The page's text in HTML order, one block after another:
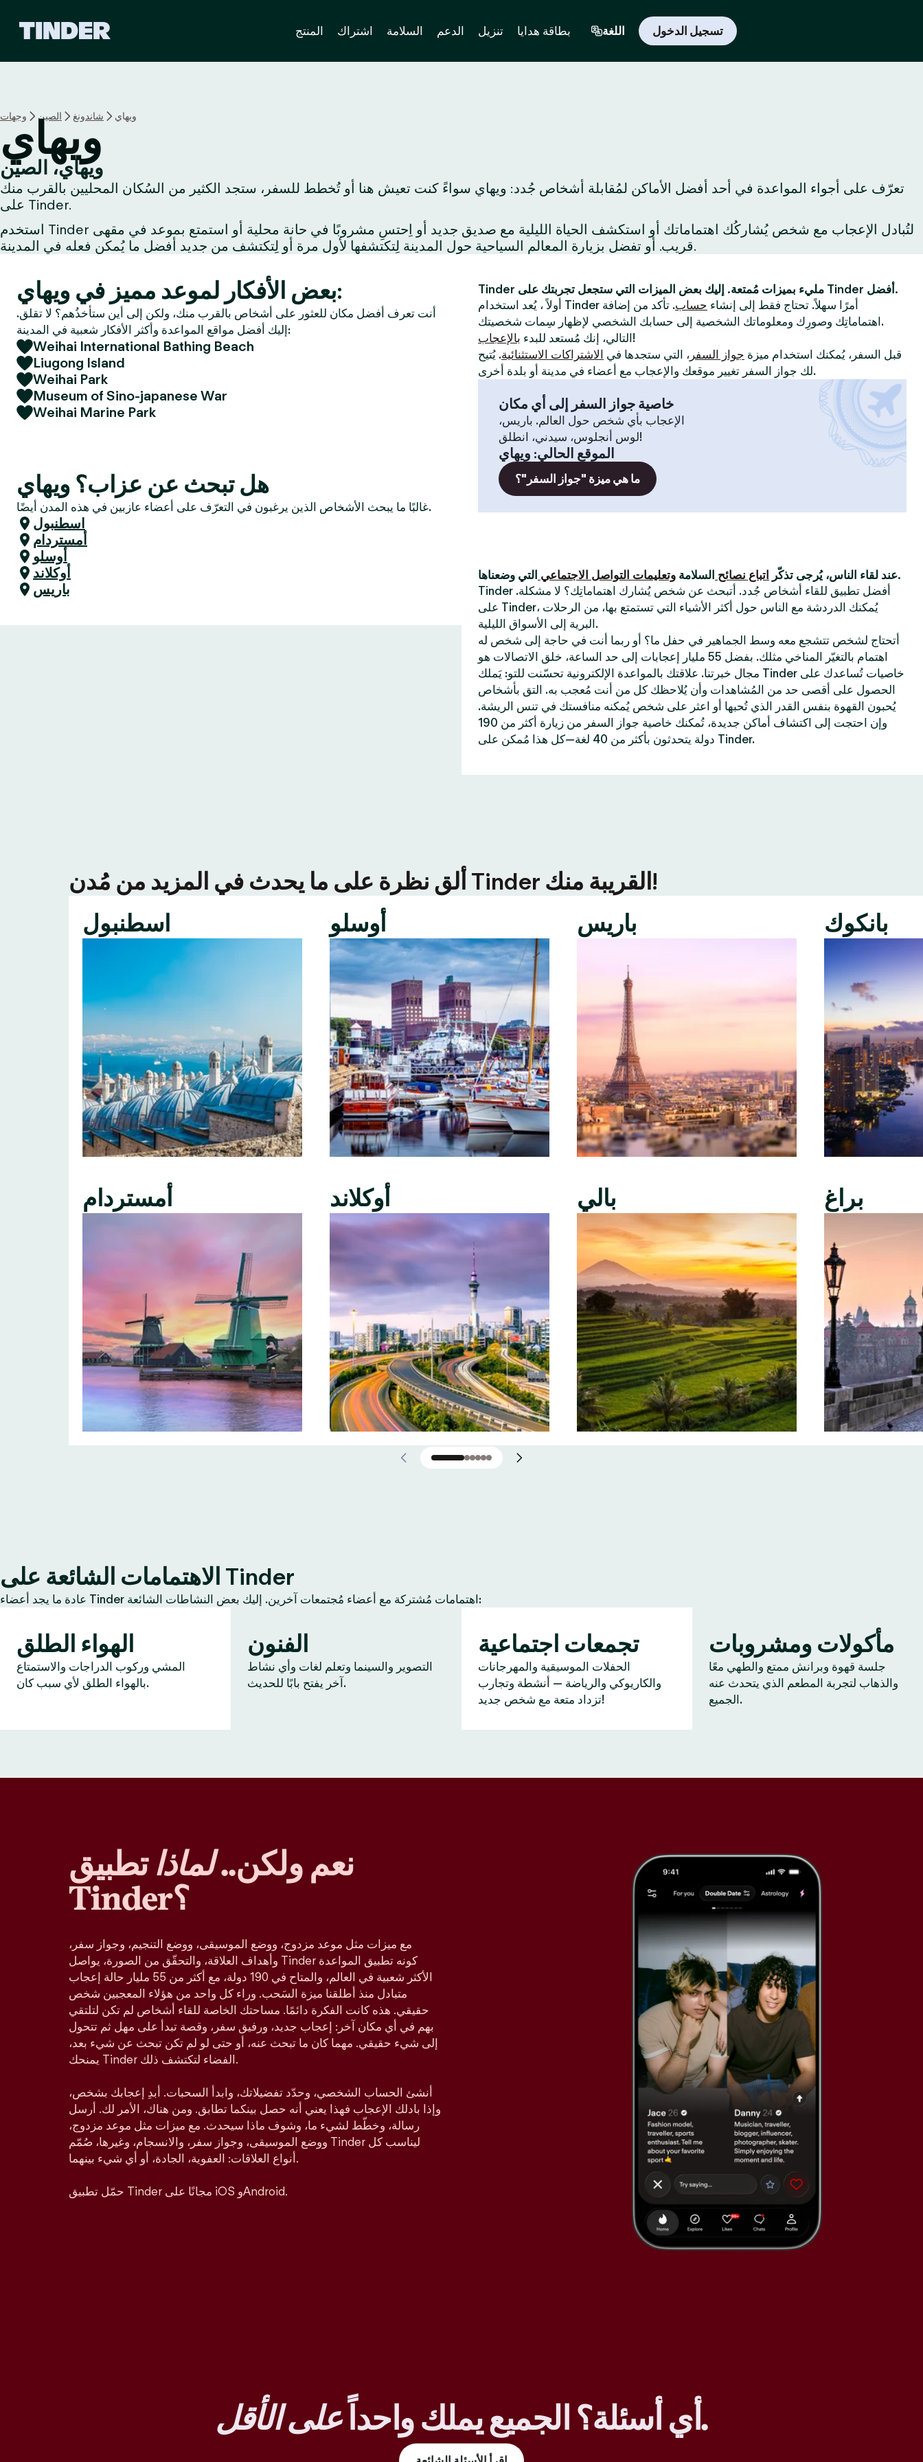
ا
ل
ـ
n
d
e
r
المنتج اشتراك السلامة الدعم تنزيل بطاقة هدايا اللغة تسجيل الدخول
وجهات الصين شاندونغ ويهاي ويهاي
ويهاي، الصين
تعرّف على أجواء المواعدة في أحد أفضل الأماكن لمُقابلة أشخاص جُدد: ويهاي سواءً كنت تعيش هنا أو تُخطط للسفر، ستجد الكثير من السُكان المحليين بالقرب منك
على Tinder.
استخدم Tinder لتُبادل الإعجاب مع شخص يُشاركُك اهتماماتك أو استكشف الحياة الليلية مع صديق جديد أو اِحتسِ مشروبًا في حانة محلية أو استمتع بموعد في مقهى
قريب. أو تفضل بزيارة المعالم السياحية حول المدينة لِتكتشفها لأول مرة أو لِتكتشف من جديد أفضل ما يُمكن فعله في المدينة.
بعض الأفكار لموعد مميز في ويهاي:
أنت تعرف أفضل مكان للعثور على أشخاص بالقرب منك، ولكن إلى أين ستأخذُهم؟ لا تقلق.
إليك أفضل مواقع المواعدة وأكثر الأفكار شعبية في المدينة:
Weihai International Bathing Beach
Liugong Island
Weihai Park
Museum of Sino-japanese War
Weihai Marine Park
هل تبحث عن عزاب؟ ويهاي
غالبًا ما يبحث الأشخاص الذين يرغبون في التعرّف على أعضاء عازبين في هذه المدن أيضًا.
اسطنبول
أمستردام
أوسلو
أوكلاند
باريس
Tinder مليء بميزات مُمتعة. إليك بعض الميزات التي ستجعل تجربتك على Tinder أفضل.
أولاً ، يُعد استخدام Tinder أمرًا سهلاً. تحتاج فقط إلى إنشاء حساب. تأكد من إضافة
اهتماماتِك وصورِك ومعلوماتك الشخصية إلى حسابك الشخصي لإظهار سِمات شخصيتك.
التالي، إنك مُستعد للبدء بالإعجاب
!
قبل السفر، يُمكنك استخدام ميزة جواز السفر ، التي ستجدها في الاشتراكات الاستثنائية. يُتيح
لك جواز السفر تغيير موقعك والإعجاب مع أعضاء في مدينة أو بلدة أخرى.
خاصية جواز السفر إلى أي مكان
الإعجاب بأي شخص حول العالم. باريس،
لوس أنجلوس، سيدني، انطلق!
الموقع الحالي: ويهاي
ما هي ميزة "جواز السفر"؟
عند لقاء الناس، يُرجى تذكّر اتباع نصائح السلامة وتعليمات التواصل الاجتماعي
التي وضعناها.
Tinder أفضل تطبيق للقاء أشخاص جُدد. أتبحث عن شخص يُشارك اهتماماتِك؟ لا مشكلة.
على Tinder، يُمكنك الدردشة مع الناس حول أكثر الأشياء التي تستمتع بها، من الرحلات
البرية إلى الأسواق الليلية.
أتحتاج لشخص تتشجع معه وسط الجماهير في حفل ما؟ أو ربما أنت في حاجة إلى شخص له
اهتمام بالتغيّر المناخي مثلك. بفضل 55 مليار إعجابات إلى حد الساعة، خلق الاتصالات هو
مجال خبرتنا. علاقتك بالمواعدة الإلكترونية تحسّنت للتو: يَملك Tinder خاصيات تُساعدك على
الحصول على أقصى حد من المُشاهدات وأن يُلاحظك كل من أنت مُعجب به. التق بأشخاص
يُحبون القهوة بنفس القدر الذي تُحبها أو اعثر على شخص يُمكنه منافستك في تنس الريشة.
وإن احتجت إلى اكتشاف أماكن جديدة، تُمكنك خاصية جواز السفر من زيارة أكثر من 190
دولة يتحدثون بأكثر من 40 لغة—كل هذا مُمكن على Tinder.
ألقِ نظرة على ما يحدث في المزيد من مُدن Tinder القريبة منك!
اسطنبول
أمستردام
أوسلو
أوكلاند
باريس
بالي
بانكوك
براغ
الاهتمامات الشائعة على Tinder
عادة ما يجد أعضاء Tinder اهتمامات مُشتركة مع أعضاء مُجتمعات آخرين. إليك بعض النشاطات الشائعة:
الهواء الطلق
المشي وركوب الدراجات والاستمتاع
بالهواء الطلق لأي سبب كان.
الفنون
التصوير والسينما وتعلم لغات وأي نشاط
آخر يفتح بابًا للحديث.
تجمعات اجتماعية
الحفلات الموسيقية والمهرجانات
والكاريوكي والرياضة — أنشطة وتجارب
تزداد متعة مع شخص جديد!
مأكولات ومشروبات
جلسة قهوة وبرانش ممتع والطهي معًا
والذهاب لتجربة المطعم الذي يتحدث عنه
الجميع.
نعم ولكن..لماذاتطبيق
Tinder؟
مع ميزات مثل موعد مزدوج، ووضع الموسيقى، ووضع التنجيم، وجواز سفر،
وأهداف العلاقة، والتحقّق من الصورة، يواصل Tinder كونه تطبيق المواعدة
الأكثر شعبية في العالم، والمتاح في 190 دولة، مع أكثر من 55 مليار حالة إعجاب
متبادل منذ أطلقنا ميزة السَحب. وراء كل واحد من هؤلاء المعجبين شخص
حقيقي. هذه كانت الفكرة دائمًا. مساحتك الخاصة للقاء أشخاص لم تكن لتلتقي
بهم في أي مكان آخر: إعجاب جديد، ورفيق سفر، وقصة تبدأ على مهل ثم تتحول
إلى شيء حقيقي. مهما كان ما تبحث عنه، أو حتى لو لم تكن تبحث عن شيء بعد،
يمنحك Tinder الفضاء لتكتشف ذلك.
أنشئ الحساب الشخصي، وحدّد تفضيلاتك، وابدأ السحبات. أبدِ إعجابك بشخص،
وإذا بادلك الإعجاب فهذا يعني أنه حصل بينكما تطابق. ومن هناك، الأمر لك. أرسل
رسالة، وخطّط لشيء ما، وشوف ماذا سيحدث. مع ميزات مثل موعد مزدوج،
ووضع الموسيقى، وجواز سفر، والانسجام، وغيرها، صُمّم Tinder ليناسب كل
أنواع العلاقات: العفوية، الجادة، أو أي شيء بينهما.
حمّل تطبيق Tinder مجانًا على iOS وAndroid.
أي أسئلة؟ الجميع يملك واحداً على الأقل .